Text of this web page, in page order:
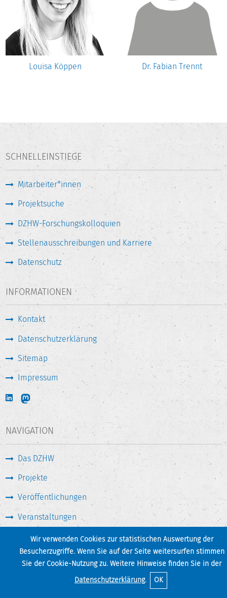
Wir verwenden Cookies zur statistischen Auswertung der
Besucherzugriffe. Wenn Sie auf der Seite weitersurfen stimmen
Sie der Cookie-Nutzung zu. Weitere Hinweise finden Sie in der
Datenschutzerklärung. OK
Louisa Köppen Dr. Fabian Trennt
SCHNELLEINSTIEGE
Mitarbeiter*innen
Projektsuche
DZHW-Forschungskolloquien
Stellenausschreibungen und Karriere
Datenschutz
INFORMATIONEN
Kontakt
Datenschutzerklärung
Sitemap
Impressum
NAVIGATION
Das DZHW
Projekte
Veröffentlichungen
Veranstaltungen
Medien & Service
Zum Seitenanfang